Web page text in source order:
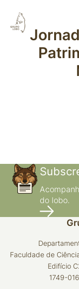
do lobo.
Faculdade de
Edifício
1749-